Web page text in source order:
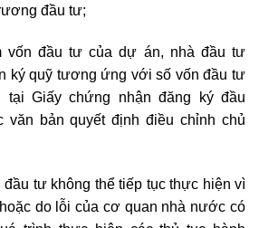
đầu tư;
vốn đầu tư của dự án, nhà đầu tư
ký quỹ tương ứng với số vốn đầu tư
tại Giấy chứng nhận đăng ký đầu
văn bản quyết định điều chỉnh chủ
tư không thể tiếp tục thực hiện vì
do lỗi của cơ quan nhà nước có